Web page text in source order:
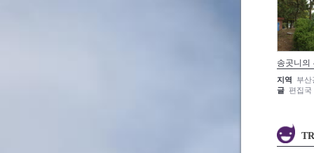
송곳니의
지역
부산
글 편집국